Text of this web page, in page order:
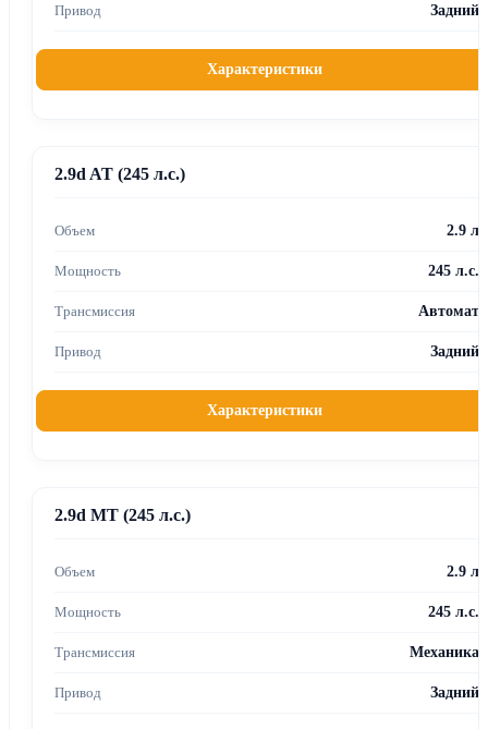
Задний
Характеристики
2.9d AT (245 л.с.)
2.9 л
245 л.с.
Автомат
Задний
Характеристики
2.9d MT (245 л.с.)
2.9 л
245 л.с.
Механика
Задний